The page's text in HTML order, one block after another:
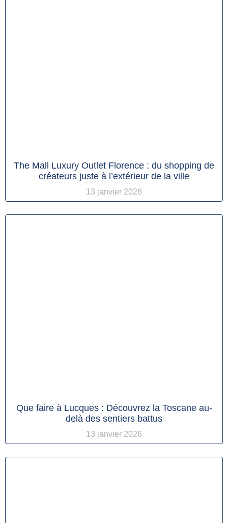
The Mall Luxury Outlet Florence : du shopping de
créateurs juste à l’extérieur de la ville
13 janvier 2026
Que faire à Lucques : Découvrez la Toscane au-
delà des sentiers battus
13 janvier 2026